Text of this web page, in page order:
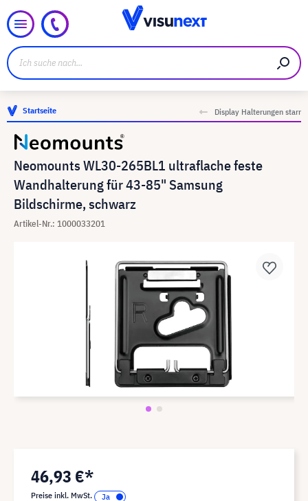
Startseite Display Halterungen starr
Neomounts WL30-265BL1 ultraflache feste
Wandhalterung für 43-85" Samsung
Bildschirme, schwarz
Artikel-Nr.: 1000033201
46,93 €*
Preise inkl. MwSt.